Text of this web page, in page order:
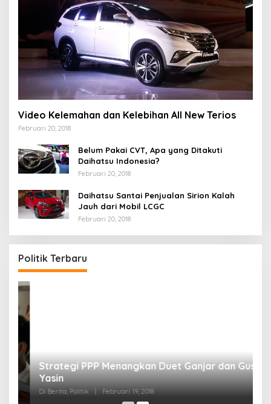
Video Kelemahan dan Kelebihan All New Terios
Februari 20, 2018
Belum Pakai CVT, Apa yang Ditakuti
Daihatsu Indonesia?
Februari 20, 2018
Daihatsu Santai Penjualan Sirion Kalah
Jauh dari Mobil LCGC
Februari 20, 2018
Politik Terbaru
Strategi PPP Menangkan Duet Ganjar dan Gus
Yasin
Di Berita, Politik | Februari 19, 2018